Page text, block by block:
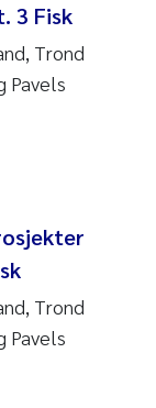
3 Fisk
Trond
Pavels
Trond
Pavels